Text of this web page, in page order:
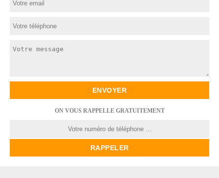
ON VOUS RAPPELLE GRATUITEMENT